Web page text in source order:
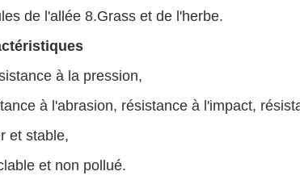
de l'allée 8.Grass et de l'herbe.
à la pression,
à l'abrasion, résistance à l'impact,
et stable,
et non pollué.